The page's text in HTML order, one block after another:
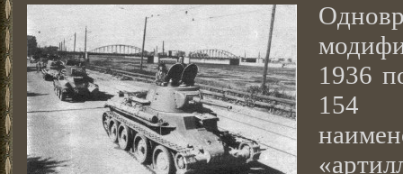
1936
154